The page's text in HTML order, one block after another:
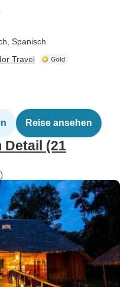
Spanisch
Travel
Reise ansehen
Detail (21